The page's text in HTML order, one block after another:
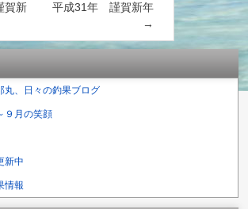
賀新
平成31年 謹賀新年
→
丸、日々の釣果ブログ
９月の笑顔
新中
情報